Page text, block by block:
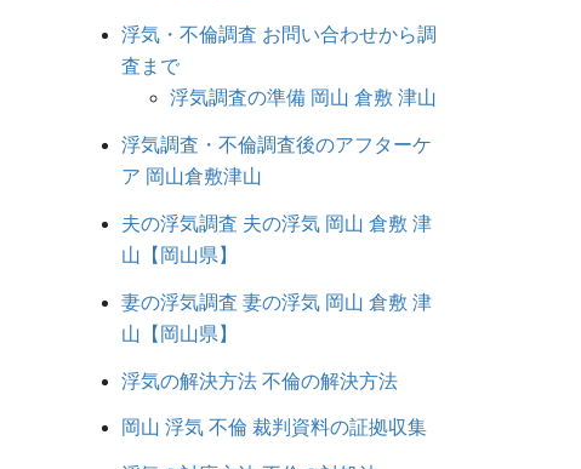
浮気・不倫調査 お問い合わせから調
査まで
浮気調査の準備 岡山 倉敷 津山
浮気調査・不倫調査後のアフターケ
ア 岡山倉敷津山
夫の浮気調査 夫の浮気 岡山 倉敷 津
山【岡山県】
妻の浮気調査 妻の浮気 岡山 倉敷 津
山【岡山県】
浮気の解決方法 不倫の解決方法
岡山 浮気 不倫 裁判資料の証拠収集